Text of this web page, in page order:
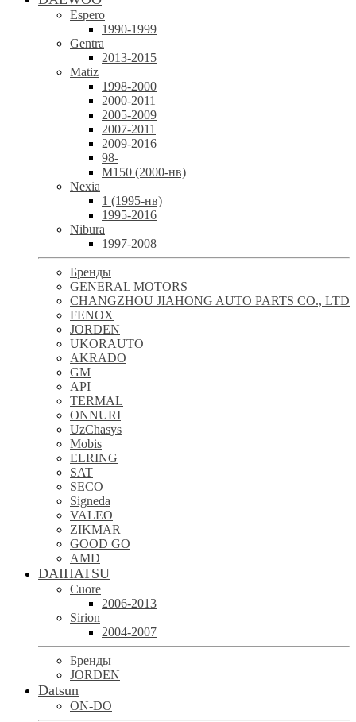
Espero
1990-1999
Gentra
2013-2015
Matiz
1998-2000
2000-2011
2005-2009
2007-2011
2009-2016
98-
М150 (2000-нв)
Nexia
1 (1995-нв)
1995-2016
Nibura
1997-2008
Бренды
GENERAL MOTORS
CHANGZHOU JIAHONG AUTO PARTS CO., LTD
FENOX
JORDEN
UKORAUTO
AKRADO
GM
API
TERMAL
ONNURI
UzChasys
Mobis
ELRING
SAT
SECO
Signeda
VALEO
ZIKMAR
GOOD GO
AMD
DAIHATSU
Cuore
2006-2013
Sirion
2004-2007
Бренды
JORDEN
Datsun
ON-DO